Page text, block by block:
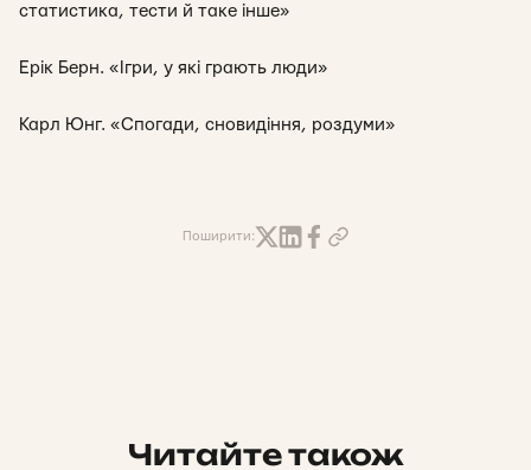
статистика, тести й таке інше»
Ерік Берн. «Ігри, у які грають люди»
Карл Юнг. «Спогади, сновидіння, роздуми»
Поширити:
Читайте також